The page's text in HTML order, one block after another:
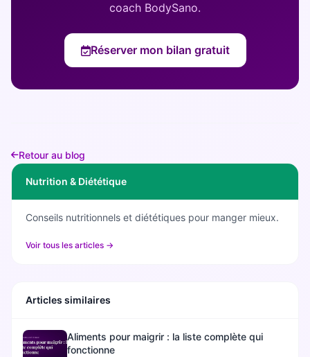
coach BodySano.
Réserver mon bilan gratuit
Retour au blog
Nutrition & Diététique
Conseils nutritionnels et diététiques pour manger mieux.
Voir tous les articles →
Articles similaires
Aliments pour maigrir : la liste complète qui
fonctionne